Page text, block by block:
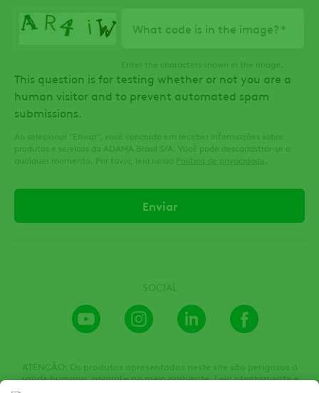
What code is in the image?
Enter the characters shown in the image.
This question is for testing whether or not you are a
human visitor and to prevent automated spam
submissions.
Ao selecionar "Enviar", você concorda em receber informações sobre
produtos e serviços da ADAMA Brasil S/A. Você pode descadastrar-se a
qualquer momento. Por favor, leia nossa Política de privacidade
SOCIAL
Youtube
Channel
Instagram LinkedIn
ATENÇÃO: Os produtos apresentados neste site são perigosos à
saúde humana, animal e ao meio ambiente. Leia atentamente e
siga rigorosamente as instruções contidas no rótulo, na bula e na